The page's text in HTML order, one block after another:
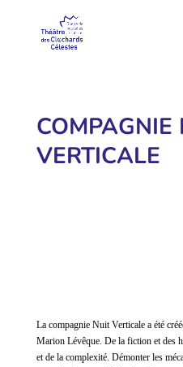
COMPAGNIE
VERTICALE
La compagnie Nuit Verticale a été
Marion Lévêque. De la fiction et des
et de la complexité. Démonter les